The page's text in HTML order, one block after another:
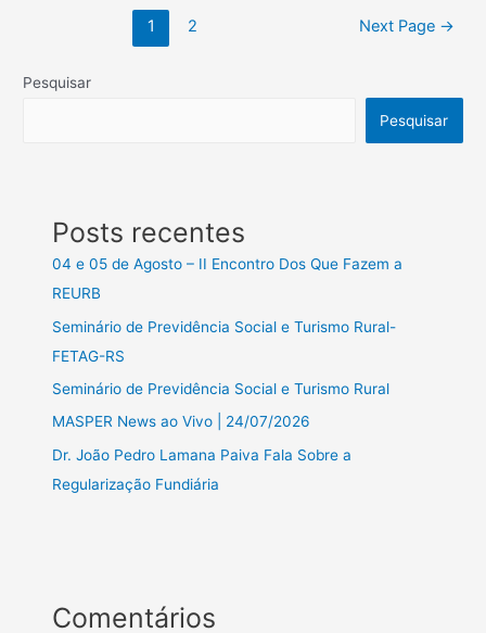
1 2 Next Page →
Pesquisar
Pesquisar
Posts recentes
04 e 05 de Agosto – II Encontro Dos Que Fazem a
REURB
Seminário de Previdência Social e Turismo Rural-
FETAG-RS
Seminário de Previdência Social e Turismo Rural
MASPER News ao Vivo | 24/07/2026
Dr. João Pedro Lamana Paiva Fala Sobre a
Regularização Fundiária
Comentários